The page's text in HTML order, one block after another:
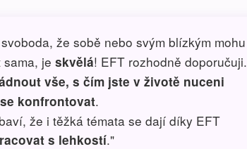
že sobě nebo svým blízkým mohu
je skvělá! EFT rozhodně doporučuji.
vše, s čím jste v životě nuceni
se konfrontovat.
že i těžká témata se dají díky EFT
s lehkostí."